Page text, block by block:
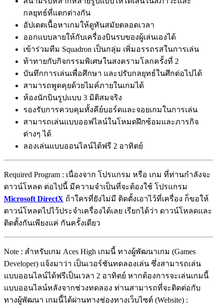
กลยุทธ์ที่แตกต่างกัน
อัปเดตเนื้อหาเกมให้ดูทันสมัยตลอดเวลา
ออกแบบลายให้กับเครื่องบินรบของผู้เล่นเองได้
เข้าร่วมทีม Squadron เป็นกลุ่ม เพิ่มอรรถรสในการเล่น
ท้าทายกับกิจกรรมพิเศษในสงครามโลกครั้งที่ 2
บันทึกการเล่นเพื่อศึกษา และปรับกลยุทธ์ในศึกต่อไปได้
สามารถพูดคุยด้วยไมค์ภายในเกมได้
ห้องนักบินรูปแบบ 3 มิติสมจริง
รองรับการควบคุมทั้งคีย์บอร์ดและจอยเกมในการเล่น
สามารถเล่นแบบออฟไลน์ในโหมดฝึกซ้อมและภารกิจ
ต่างๆ ได้
ลองเล่นแบบออนไลน์ได้ฟรี 2 อาทิตย์
Required Program : เนื่องจาก โปรแกรม หรือ เกม ที่ท่านกำลังจะ
ดาวน์โหลด ต่อไปนี้ มีความจำเป็นที่จะต้องใช้ โปรแกรม
Microsoft DirectX ถ้าใครที่ยังไม่มี ติดตั้งเอาไว้ที่เครื่อง ก็ขอให้
ดาวน์โหลดไปไว้ประจำเครื่องได้เลย เรียกได้ว่า ดาวน์โหลดและ
ติดตั้งกันเพียงแค่ กันครั้งเดียว
Note : สำหรับเกม Aces High เกมนี้ ทางผู้พัฒนาเกม (Games
Developer) แจ้งมาว่า เป็นเวอร์ชันทดลองเล่น ซึ่งสามารถเล่น
แบบออนไลน์ได้ฟรีเป็นเวลา 2 อาทิตย์ หากต้องการจะเล่นเกมนี้
แบบออนไลน์หลังจากช่วงทดลอง ท่านสามารถที่จะติดต่อกับ
ทางผู้พัฒนา เกมนี้ได้ผ่านทางช่องทางเว็บไซต์ (Website) :